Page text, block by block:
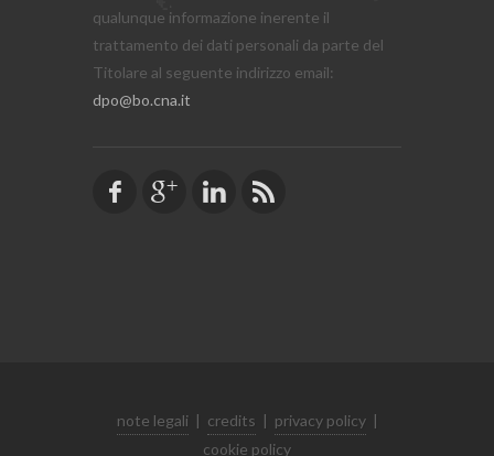
qualunque informazione inerente il
trattamento dei dati personali da parte del
Titolare al seguente indirizzo email:
dpo@bo.cna.it
note legali | credits | privacy policy |
cookie policy